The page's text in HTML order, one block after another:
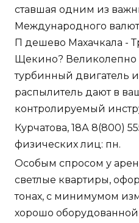
ставшая одним из
Международного
П дешево Махачкала -
Щекино? Великолепно
турбинный двигатель и
распылитель дают в
контролируемый
Курчатова, 18А 8(800)
физических лиц: пн.
Особым спросом у
светлые квартиры,
тонах, с минимумом
хорошо оборудованной